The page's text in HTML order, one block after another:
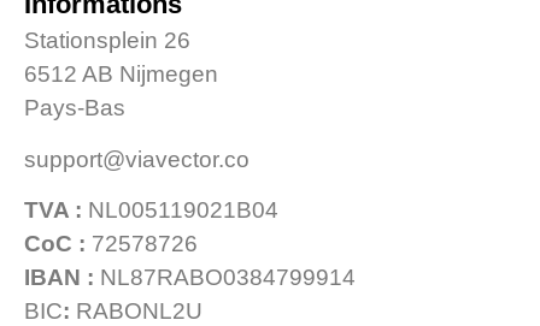
Stationsplein 26
6512 AB Nijmegen
Pays-Bas
support@viavector.co
TVA : NL005119021B04
CoC : 72578726
IBAN : NL87RABO0384799914
BIC: RABONL2U